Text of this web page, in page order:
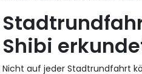
Shibi
Nicht auf jeder Stadtrundfahrt